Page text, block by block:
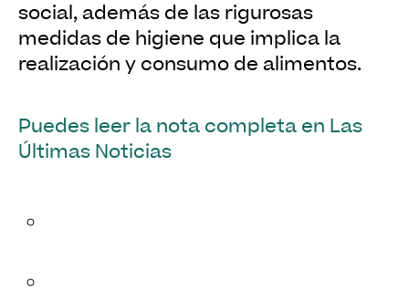
social, además de las rigurosas
medidas de higiene que implica la
realización y consumo de alimentos.
Puedes leer la nota completa en Las
Últimas Noticias